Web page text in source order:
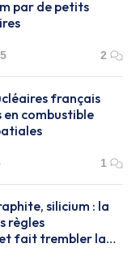
par de petits
2
français
en combustible
1
silicium : la
règles
fait trembler la